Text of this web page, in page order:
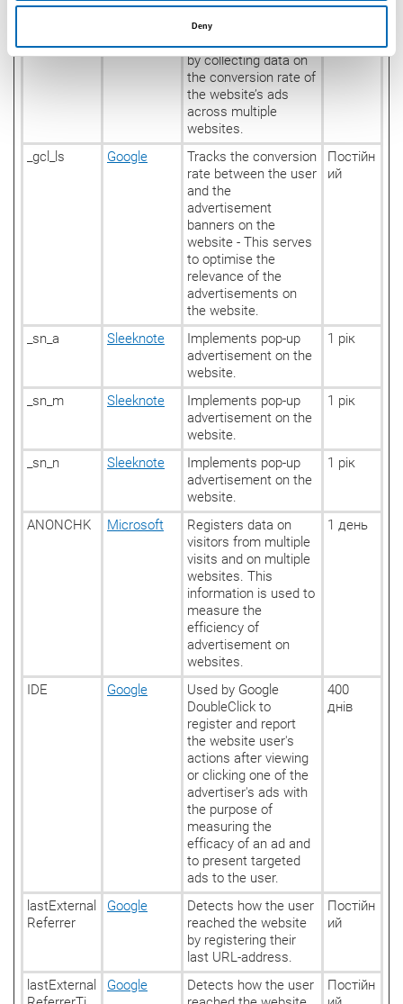
Deny
efficiency of the
website’s
advertisement efforts,
by collecting data on
the conversion rate of
the website’s ads
across multiple
websites.
місяців
_gcl_ls Google
Tracks the conversion
rate between the user
and the
advertisement
banners on the
website - This serves
to optimise the
relevance of the
advertisements on
the website.
Постійн
ий
_sn_a Sleeknote
Implements pop-up
advertisement on the
website.
1 рік
_sn_m Sleeknote
Implements pop-up
advertisement on the
website.
1 рік
_sn_n Sleeknote
Implements pop-up
advertisement on the
website.
1 рік
ANONCHK Microsoft
Registers data on
visitors from multiple
visits and on multiple
websites. This
information is used to
measure the
efficiency of
advertisement on
websites.
1 день
IDE Google
Used by Google
DoubleClick to
register and report
the website user's
actions after viewing
or clicking one of the
advertiser's ads with
the purpose of
measuring the
efficacy of an ad and
to present targeted
ads to the user.
400
днів
lastExternal
Referrer
Google
Detects how the user
reached the website
by registering their
last URL-address.
Постійн
ий
lastExternal
Google
Detects how the user
Постійн